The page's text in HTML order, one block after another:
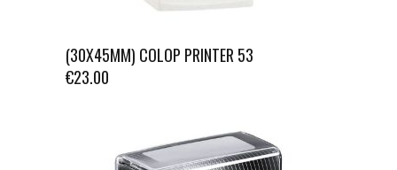
(30X45MM) COLOP PRINTER 53
€23.00